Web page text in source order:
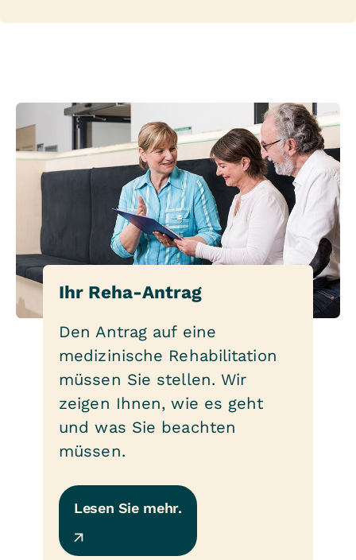
Ihr Reha-Antrag
Den Antrag auf eine
medizinische Rehabilitation
müssen Sie stellen. Wir
zeigen Ihnen, wie es geht
und was Sie beachten
müssen.
Lesen Sie mehr.